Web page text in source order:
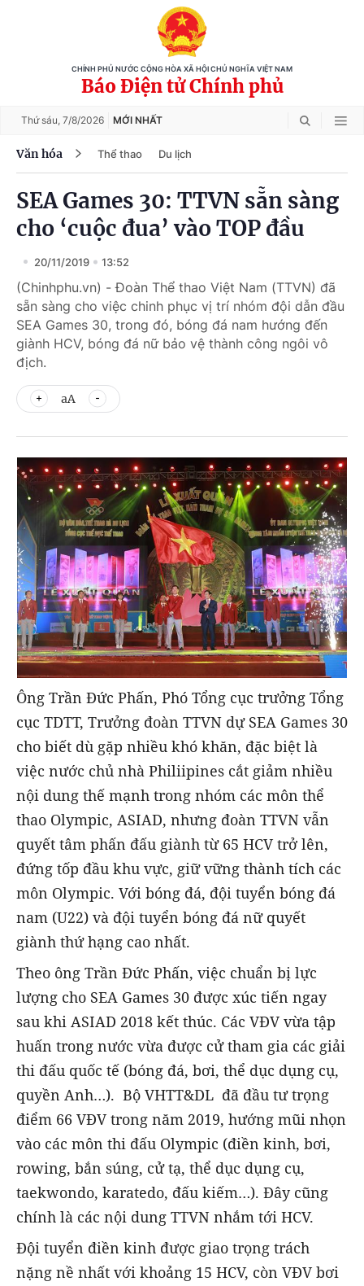
CHÍNH PHỦ NƯỚC CỘNG HÒA XÃ HỘI CHỦ NGHĨA VIỆT NAM
Báo Điện tử Chính phủ
Thứ sáu, 7/8/2026 MỚI NHẤT
Văn hóa Thể thao Du lịch
SEA Games 30: TTVN sẵn sàng
cho ‘cuộc đua’ vào TOP đầu
20/11/2019 13:52
(Chinhphu.vn) - Đoàn Thể thao Việt Nam (TTVN) đã
sẵn sàng cho việc chinh phục vị trí nhóm đội dẫn đầu
SEA Games 30, trong đó, bóng đá nam hướng đến
giành HCV, bóng đá nữ bảo vệ thành công ngôi vô
địch.
aA
Ông Trần Đức Phấn, Phó Tổng cục trưởng Tổng
cục TDTT, Trưởng đoàn TTVN dự SEA Games 30
cho biết dù gặp nhiều khó khăn, đặc biệt là
việc nước chủ nhà Philiipines cắt giảm nhiều
nội dung thế mạnh trong nhóm các môn thể
thao Olympic, ASIAD, nhưng đoàn TTVN vẫn
quyết tâm phấn đấu giành từ 65 HCV trở lên,
đứng tốp đầu khu vực, giữ vững thành tích các
môn Olympic. Với bóng đá, đội tuyển bóng đá
nam (U22) và đội tuyển bóng đá nữ quyết
giành thứ hạng cao nhất.
Theo ông Trần Đức Phấn, việc chuẩn bị lực
lượng cho SEA Games 30 được xúc tiến ngay
sau khi ASIAD 2018 kết thúc. Các VĐV vừa tập
huấn trong nước vừa được cử tham gia các giải
thi đấu quốc tế (bóng đá, bơi, thể dục dụng cụ,
quyền Anh…). Bộ VHTT&DL đã đầu tư trọng
điểm 66 VĐV trong năm 2019, hướng mũi nhọn
vào các môn thi đấu Olympic (điền kinh, bơi,
rowing, bắn súng, cử tạ, thể dục dụng cụ,
taekwondo, karatedo, đấu kiếm…). Đây cũng
chính là các nội dung TTVN nhắm tới HCV.
Đội tuyển điền kinh được giao trọng trách
nặng nề nhất với khoảng 15 HCV, còn VĐV bơi